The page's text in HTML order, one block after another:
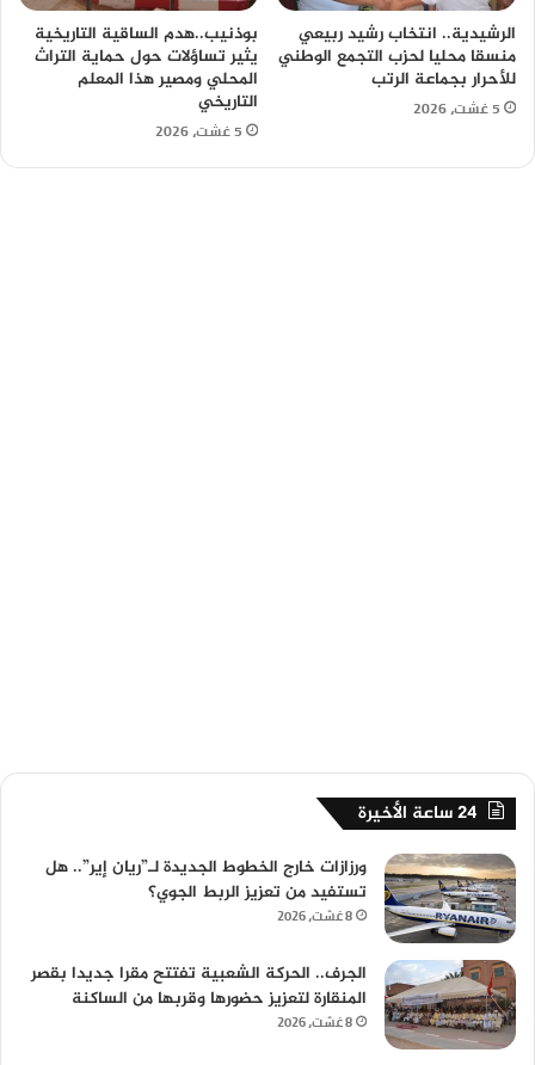
الرشيدية.. انتخاب رشيد ربيعي
منسقا محليا لحزب التجمع الوطني
للأحرار بجماعة الرتب
5 غشت، 2026
بوذنيب..هدم الساقية التاريخية
يثير تساؤلات حول حماية التراث
المحلي ومصير هذا المعلم
التاريخي
5 غشت، 2026
24 ساعة الأخيرة
ورزازات خارج الخطوط الجديدة لـ”ريان إير”.. هل
تستفيد من تعزيز الربط الجوي؟
8 غشت، 2026
الجرف.. الحركة الشعبية تفتتح مقرا جديدا بقصر
المنقارة لتعزيز حضورها وقربها من الساكنة
8 غشت، 2026